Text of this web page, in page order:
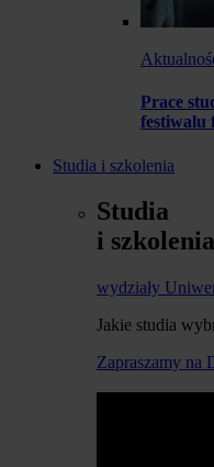
Prace
festiwalu
Studia i szkolenia
Studia
i szkolenia
wydziały
Jakie studia
Zapraszamy na